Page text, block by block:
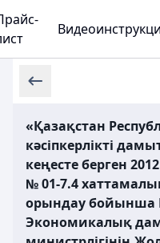
«Қазақстан
кәсіпкерлікті
кеңесте берген
№ 01-7.4
орындау бойынша
Экономикалық